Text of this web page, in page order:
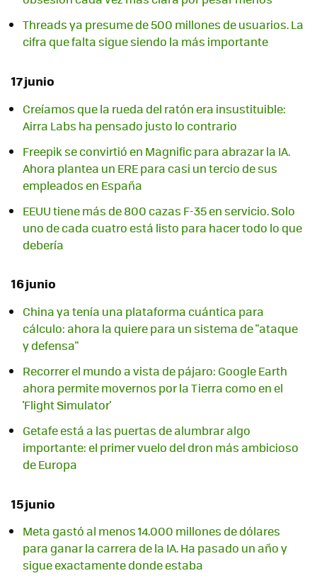
Threads ya presume de 500 millones de usuarios. La
cifra que falta sigue siendo la más importante
17 junio
Creíamos que la rueda del ratón era insustituible:
Airra Labs ha pensado justo lo contrario
Freepik se convirtió en Magnific para abrazar la IA.
Ahora plantea un ERE para casi un tercio de sus
empleados en España
EEUU tiene más de 800 cazas F-35 en servicio. Solo
uno de cada cuatro está listo para hacer todo lo que
debería
16 junio
China ya tenía una plataforma cuántica para
cálculo: ahora la quiere para un sistema de "ataque
y defensa"
Recorrer el mundo a vista de pájaro: Google Earth
ahora permite movernos por la Tierra como en el
'Flight Simulator'
Getafe está a las puertas de alumbrar algo
importante: el primer vuelo del dron más ambicioso
de Europa
15 junio
Meta gastó al menos 14.000 millones de dólares
para ganar la carrera de la IA. Ha pasado un año y
sigue exactamente donde estaba